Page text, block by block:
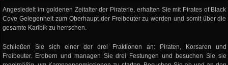
Angesiedelt im goldenen Zeitalter der Piraterie, erhalten Sie mit Pirates of Black
Cove Gelegenheit zum Oberhaupt der Freibeuter zu werden und somit über die
gesamte Karibik zu herrschen.
Schließen Sie sich einer der drei Fraktionen an: Piraten, Korsaren und
Freibeuter. Erobern und managen Sie drei Festungen und besuchen Sie sie